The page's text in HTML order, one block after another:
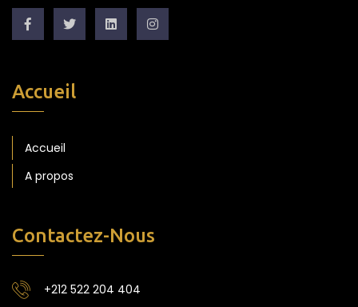
Accueil
Accueil
A propos
Contactez-Nous
+212 522 204 404